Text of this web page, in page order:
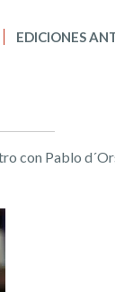
EDICIONES
con Pablo